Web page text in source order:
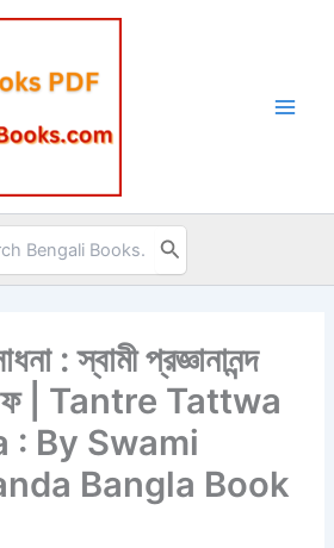
: স্বামী প্রজ্ঞানানন্দ
| Tantre Tattwa
: By Swami
Bangla Book